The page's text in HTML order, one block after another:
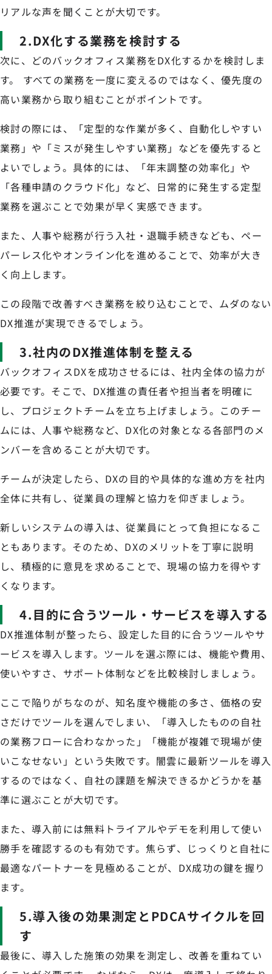
リアルな声を聞くことが大切です。
2.DX化する業務を検討する
次に、どのバックオフィス業務をDX化するかを検討しま
す。 すべての業務を一度に変えるのではなく、優先度の
高い業務から取り組むことがポイントです。
検討の際には、「定型的な作業が多く、自動化しやすい
業務」や「ミスが発生しやすい業務」などを優先すると
よいでしょう。具体的には、「年末調整の効率化」や
「各種申請のクラウド化」など、日常的に発生する定型
業務を選ぶことで効果が早く実感できます。
また、人事や総務が行う入社・退職手続きなども、ペー
パーレス化やオンライン化を進めることで、効率が大き
く向上します。
この段階で改善すべき業務を絞り込むことで、ムダのない
DX推進が実現できるでしょう。
3.社内のDX推進体制を整える
バックオフィスDXを成功させるには、社内全体の協力が
必要です。そこで、DX推進の責任者や担当者を明確に
し、プロジェクトチームを立ち上げましょう。このチー
ムには、人事や総務など、DX化の対象となる各部門のメ
ンバーを含めることが大切です。
チームが決定したら、DXの目的や具体的な進め方を社内
全体に共有し、従業員の理解と協力を仰ぎましょう。
新しいシステムの導入は、従業員にとって負担になるこ
ともあります。そのため、DXのメリットを丁寧に説明
し、積極的に意見を求めることで、現場の協力を得やす
くなります。
4.目的に合うツール・サービスを導入する
DX推進体制が整ったら、設定した目的に合うツールやサ
ービスを導入します。ツールを選ぶ際には、機能や費用、
使いやすさ、サポート体制などを比較検討しましょう。
ここで陥りがちなのが、知名度や機能の多さ、価格の安
さだけでツールを選んでしまい、「導入したものの自社
の業務フローに合わなかった」「機能が複雑で現場が使
いこなせない」という失敗です。闇雲に最新ツールを導入
するのではなく、自社の課題を解決できるかどうかを基
準に選ぶことが大切です。
また、導入前には無料トライアルやデモを利用して使い
勝手を確認するのも有効です。焦らず、じっくりと自社に
最適なパートナーを見極めることが、DX成功の鍵を握り
ます。
5.導入後の効果測定とPDCAサイクルを回
す
最後に、導入した施策の効果を測定し、改善を重ねてい